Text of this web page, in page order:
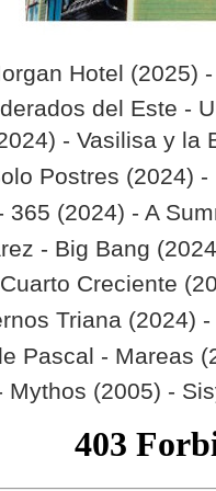
Hotel (2025)
del Este -
- Vasilisa y la
Postres (2024)
365 (2024) - A
- Big Bang
Creciente
Triana (2024)
Pascal - Mareas
Mythos (2005) -